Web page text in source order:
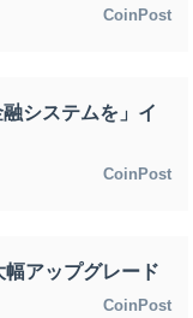
CoinPost
システムを」イ
CoinPost
アップグレード
CoinPost